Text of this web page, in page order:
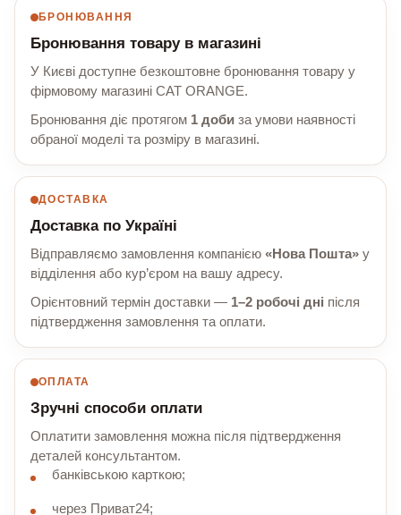
БРОНЮВАННЯ
Бронювання товару в магазині
У Києві доступне безкоштовне бронювання товару у
фірмовому магазині CAT ORANGE.
Бронювання діє протягом 1 доби за умови наявності
обраної моделі та розміру в магазині.
ДОСТАВКА
Доставка по Україні
Відправляємо замовлення компанією «Нова Пошта» у
відділення або кур’єром на вашу адресу.
Орієнтовний термін доставки — 1–2 робочі дні після
підтвердження замовлення та оплати.
ОПЛАТА
Зручні способи оплати
Оплатити замовлення можна після підтвердження
деталей консультантом.
банківською карткою;
через Приват24;